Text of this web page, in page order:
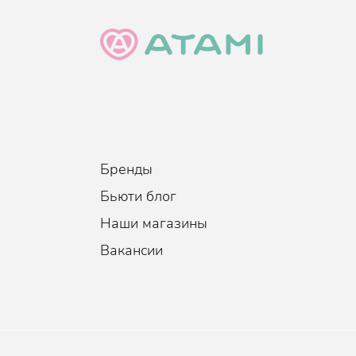
Бренды
Бьюти блог
Наши магазины
Вакансии